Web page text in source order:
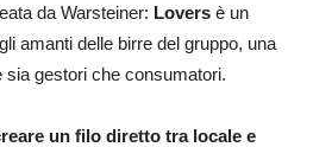
da Warsteiner: Lovers è un
amanti delle birre del gruppo, una
gestori che consumatori.
un filo diretto tra locale e